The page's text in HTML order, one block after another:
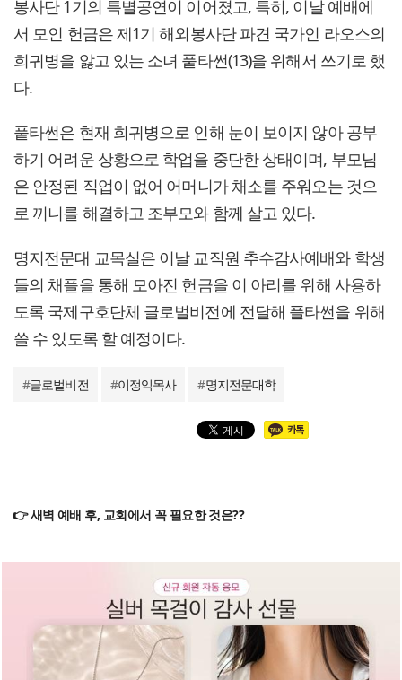
봉사단 1기의 특별공연이 이어졌고, 특히, 이날 예배에
서 모인 헌금은 제1기 해외봉사단 파견 국가인 라오스의
희귀병을 앓고 있는 소녀 풑타썬(13)을 위해서 쓰기로 했
다.
풑타썬은 현재 희귀병으로 인해 눈이 보이지 않아 공부
하기 어려운 상황으로 학업을 중단한 상태이며, 부모님
은 안정된 직업이 없어 어머니가 채소를 주워오는 것으
로 끼니를 해결하고 조부모와 함께 살고 있다.
명지전문대 교목실은 이날 교직원 추수감사예배와 학생
들의 채플을 통해 모아진 헌금을 이 아리를 위해 사용하
도록 국제구호단체 글로벌비전에 전달해 플타썬을 위해
쓸 수 있도록 할 예정이다.
#글로벌비전 #이정익목사 #명지전문대학
👉 새벽 예배 후, 교회에서 꼭 필요한 것은??